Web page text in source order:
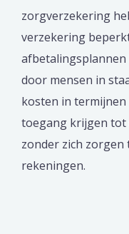
zorgverzekering
verzekering
door mensen in
kosten in
toegang krijgen tot
zonder zich
rekeningen.